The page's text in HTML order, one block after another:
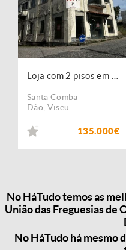
Santa Comba
Dão Viseu
135.000€
No HáTudo temos as
União das Freguesias de
No HáTudo há mesmo